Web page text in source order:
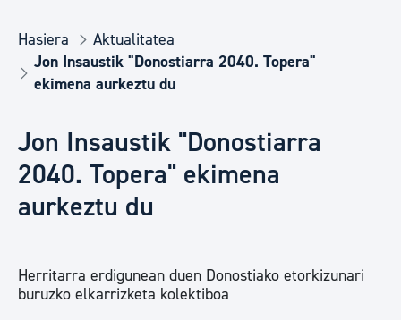
Hasiera
Aktualitatea
Jon Insaustik "Donostiarra 2040. Topera"
ekimena aurkeztu du
Jon Insaustik "Donostiarra
2040. Topera" ekimena
aurkeztu du
Herritarra erdigunean duen Donostiako etorkizunari
buruzko elkarrizketa kolektiboa